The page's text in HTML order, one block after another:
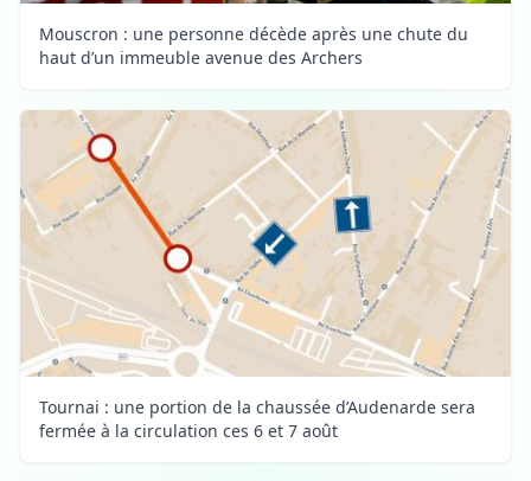
Mouscron : une personne décède après une chute du
haut d’un immeuble avenue des Archers
Tournai : une portion de la chaussée d’Audenarde sera
fermée à la circulation ces 6 et 7 août